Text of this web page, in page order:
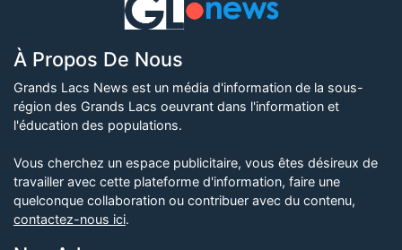
À Propos De Nous
Grands Lacs News est un média d'information de la sous-
région des Grands Lacs oeuvrant dans l'information et
l'éducation des populations.
Vous cherchez un espace publicitaire, vous êtes désireux de
travailler avec cette plateforme d'information, faire une
quelconque collaboration ou contribuer avec du contenu,
contactez-nous ici.